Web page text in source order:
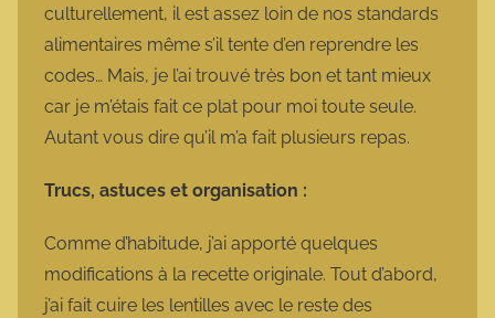
culturellement, il est assez loin de nos standards
alimentaires même s’il tente d’en reprendre les
codes… Mais, je l’ai trouvé très bon et tant mieux
car je m’étais fait ce plat pour moi toute seule.
Autant vous dire qu’il m’a fait plusieurs repas.
Trucs, astuces et organisation :
Comme d’habitude, j’ai apporté quelques
modifications à la recette originale. Tout d’abord,
j’ai fait cuire les lentilles avec le reste des